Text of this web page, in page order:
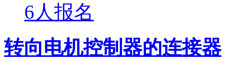
6人报名
转向电机控制器的连接器